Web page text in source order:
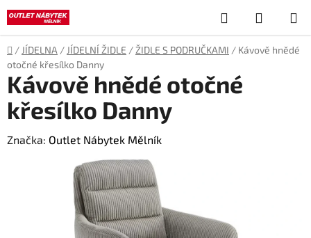
Přejít
na
obsah
Hledat
KOŠÍK
Domů
/ JÍDELNA / JÍDELNÍ ŽIDLE / ŽIDLE S PODRUČKAMI / Kávově hnědé
otočné křesílko Danny
Kávově hnědé otočné
křesílko Danny
Značka: Outlet Nábytek Mělník